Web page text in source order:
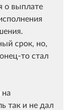
о выплате
срок, но,
то стал
так и не дал